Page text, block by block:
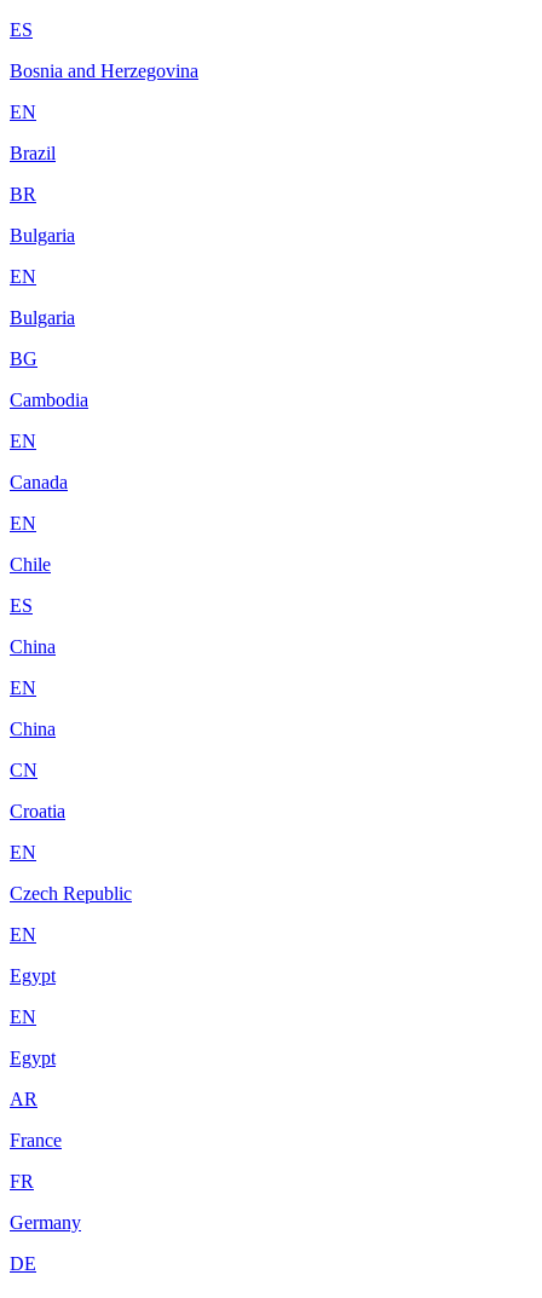
ES
Bosnia and Herzegovina
EN
Brazil
BR
Bulgaria
EN
Bulgaria
BG
Cambodia
EN
Canada
EN
Chile
ES
China
EN
China
CN
Croatia
EN
Czech Republic
EN
Egypt
EN
Egypt
AR
France
FR
Germany
DE